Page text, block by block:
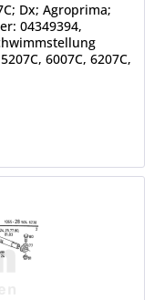
Dx; Agroprima;
04349394,
6007C, 6207C,